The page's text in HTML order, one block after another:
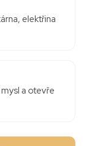
elektřina
a otevře